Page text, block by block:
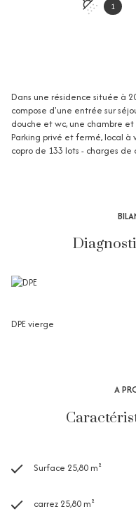
1
Dans une résidence située à
compose d'une entrée sur
douche et wc, une chambre
Parking privé et fermé, local à
copro de 133 lots - charges de
DPE vierge
A
Surface 25,80 m²
carrez 25,80 m²